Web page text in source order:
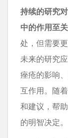
持续的研究
中的作用至关
处，但需要
未来的研究
痤疮的影响
互作用。随
和建议，帮
的明智决定。